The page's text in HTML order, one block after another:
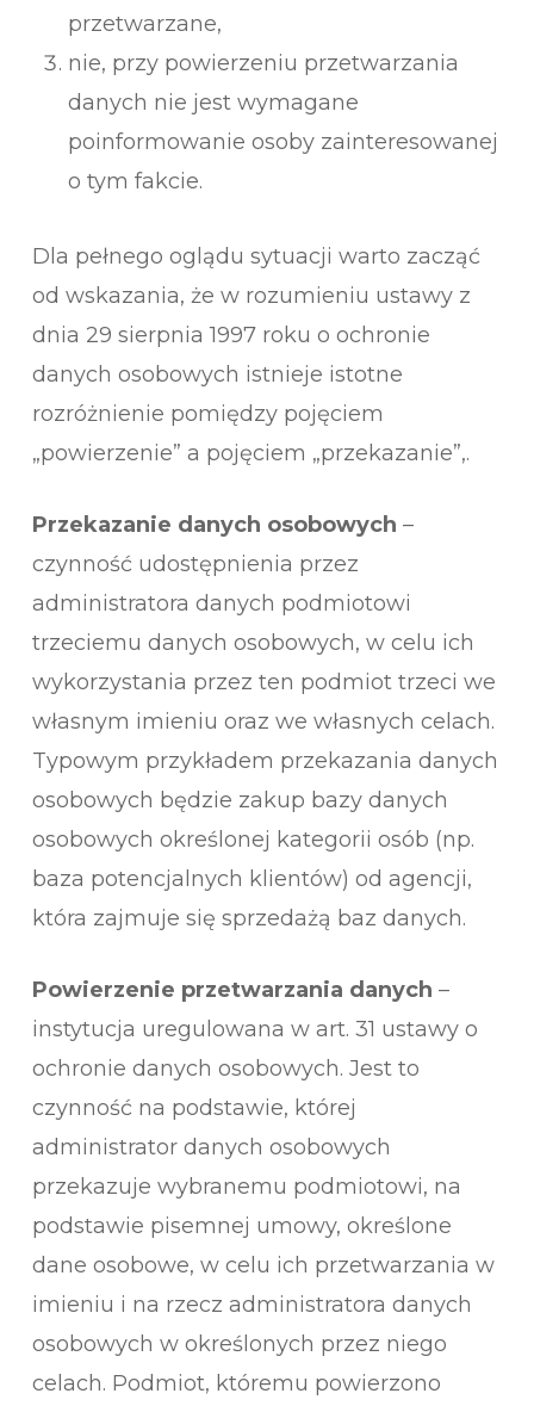
przetwarzane,
nie, przy powierzeniu przetwarzania
danych nie jest wymagane
poinformowanie osoby zainteresowanej
o tym fakcie.
Dla pełnego oglądu sytuacji warto zacząć
od wskazania, że w rozumieniu ustawy z
dnia 29 sierpnia 1997 roku o ochronie
danych osobowych istnieje istotne
rozróżnienie pomiędzy pojęciem
„powierzenie” a pojęciem „przekazanie”,.
Przekazanie danych osobowych –
czynność udostępnienia przez
administratora danych podmiotowi
trzeciemu danych osobowych, w celu ich
wykorzystania przez ten podmiot trzeci we
własnym imieniu oraz we własnych celach.
Typowym przykładem przekazania danych
osobowych będzie zakup bazy danych
osobowych określonej kategorii osób (np.
baza potencjalnych klientów) od agencji,
która zajmuje się sprzedażą baz danych.
Powierzenie przetwarzania danych –
instytucja uregulowana w art. 31 ustawy o
ochronie danych osobowych. Jest to
czynność na podstawie, której
administrator danych osobowych
przekazuje wybranemu podmiotowi, na
podstawie pisemnej umowy, określone
dane osobowe, w celu ich przetwarzania w
imieniu i na rzecz administratora danych
osobowych w określonych przez niego
celach. Podmiot, któremu powierzono